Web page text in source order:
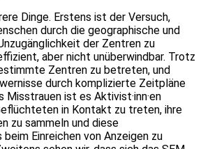
Dinge. Erstens ist der Versuch,
durch die geographische und
der Zentren zu
aber nicht unüberwindbar. Trotz
Zentren zu betreten, und
durch komplizierte Zeitpläne
Misstrauen ist es Aktivist·inn·en
in Kontakt zu treten, ihre
zu sammeln und diese
Einreichen von Anzeigen zu